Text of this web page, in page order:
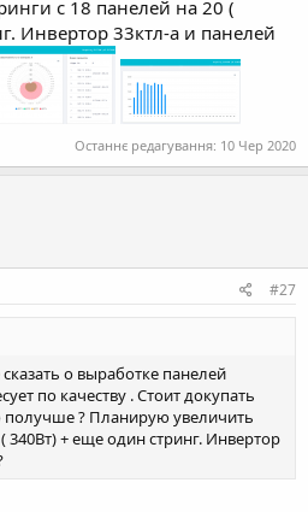
с 18 панелей на 20 (
Инвертор 33ктл-а и панелей
Останнє редагування: 10 Чер 2020
#27
о выработке панелей
по качеству . Стоит докупать
получше ? Планирую увеличить
340Вт) + еще один стринг. Инвертор